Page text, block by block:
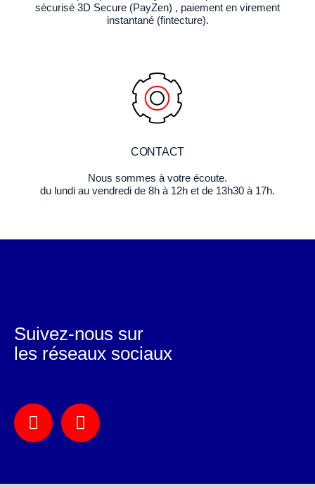
sécurisé 3D Secure (PayZen) , paiement en virement
instantané (fintecture).
CONTACT
Nous sommes à votre écoute.
du lundi au vendredi de 8h à 12h et de 13h30 à 17h.
Suivez-nous sur
les réseaux sociaux